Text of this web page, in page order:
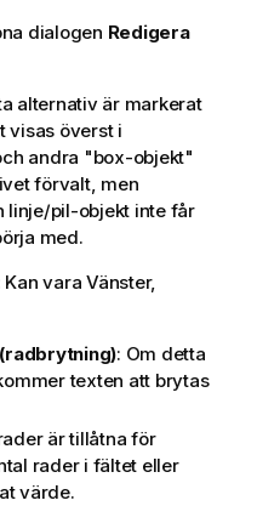
dialogen Redigera
alternativ är markerat
visas överst i
andra "box-objekt"
förvalt, men
linje/pil-objekt inte får
med.
Kan vara Vänster,
: Om detta
texten att brytas
är tillåtna för
rader i fältet eller
värde.